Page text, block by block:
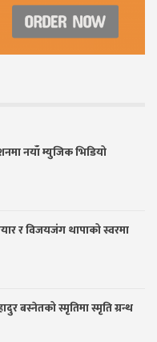
नयाँ म्युजिक भिडियो
र विजयजंग थापाको स्वरमा
बस्नेतको स्मृतिमा स्मृति ग्रन्थ